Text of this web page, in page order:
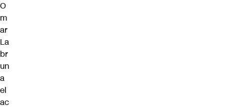
O
m
ar
La
br
un
a
el
ac